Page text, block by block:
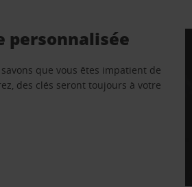
personnalisée
que vous êtes impatient de
des clés seront toujours à votre